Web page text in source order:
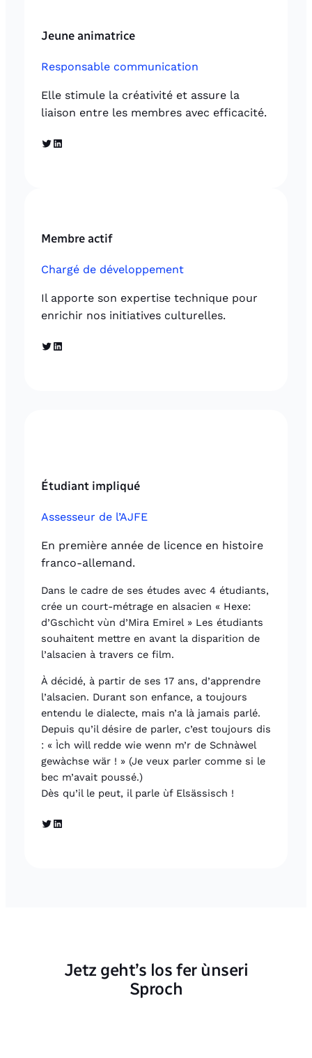
Jeune animatrice
Responsable communication
Elle stimule la créativité et assure la
liaison entre les membres avec efficacité.
Twitter LinkedIn
Membre actif
Chargé de développement
Il apporte son expertise technique pour
enrichir nos initiatives culturelles.
Twitter LinkedIn
Étudiant impliqué
Assesseur de l’AJFE
En première année de licence en histoire
franco-allemand.
Dans le cadre de ses études avec 4 étudiants,
crée un court-métrage en alsacien « Hexe:
d’Gschìcht vùn d’Mira Emirel » Les étudiants
souhaitent mettre en avant la disparition de
l’alsacien à travers ce film.
À décidé, à partir de ses 17 ans, d’apprendre
l’alsacien. Durant son enfance, a toujours
entendu le dialecte, mais n’a là jamais parlé.
Depuis qu’il désire de parler, c’est toujours dis
: « Ìch wìll redde wie wenn m’r de Schnàwel
gewàchse wär ! » (Je veux parler comme si le
bec m’avait poussé.)
Dès qu’il le peut, il parle ùf Elsässisch !
Twitter LinkedIn
Jetz geht’s los fer ùnseri
Sproch